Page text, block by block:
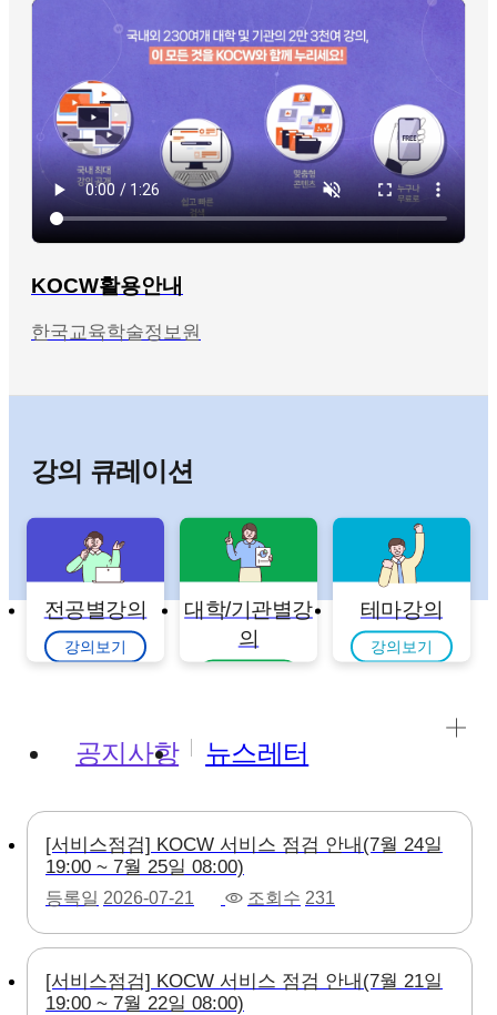
KOCW활용안내
한국교육학술정보원
강의 큐레이션
전공별강의
강의보기
대학/기관별강
의
테마강의
강의보기
공지사항 뉴스레터
[서비스점검] KOCW 서비스 점검 안내(7월 24일
19:00 ~ 7월 25일 08:00)
등록일 2026-07-21 조회수 231
[서비스점검] KOCW 서비스 점검 안내(7월 21일
19:00 ~ 7월 22일 08:00)